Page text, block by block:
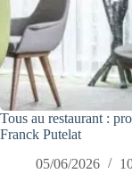
Tous au restaurant :
Franck Putelat
05/06/2026